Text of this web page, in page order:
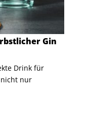
Gin
Drink für
nur